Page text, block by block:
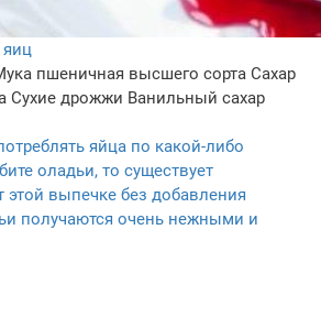
яиц
пшеничная высшего сорта Сахар
Сухие дрожжи Ванильный сахар
яйца по какой-либо
оладьи, то существует
этой выпечке без добавления
получаются очень нежными и